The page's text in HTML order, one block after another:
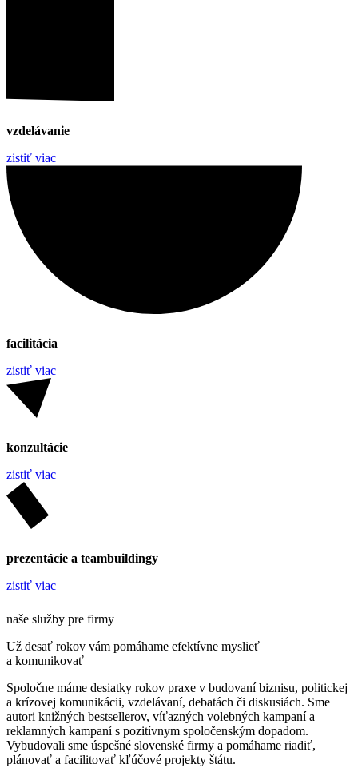
vzdelávanie
zistiť viac
facilitácia
zistiť viac
konzultácie
zistiť viac
prezentácie a teambuildingy
zistiť viac
naše služby pre firmy
Už desať rokov vám pomáhame efektívne myslieť
a komunikovať
Spoločne máme desiatky rokov praxe v budovaní biznisu, politickej
a krízovej komunikácii, vzdelávaní, debatách či diskusiách. Sme
autori knižných bestsellerov, víťazných volebných kampaní a
reklamných kampaní s pozitívnym spoločenským dopadom.
Vybudovali sme úspešné slovenské firmy a pomáhame riadiť,
plánovať a facilitovať kľúčové projekty štátu.